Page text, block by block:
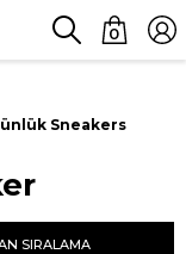
0
Sneakers